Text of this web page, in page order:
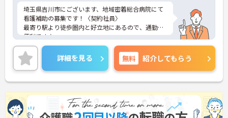
埼玉県吉川市にございます、地域密着総合病院にて
看護補助の募集です！〈契約社員〉
最寄り駅より徒歩圏内と好立地にあるので、通勤に
便利です♪
年間休日も120日としっかりお休みも取得出来るの
で、ワークライフバランスを大切にしたい方にオス
スメです◎
託児所やその他福利厚生も整っておりますので安心
して就業していただけます★
ご興味のある方は、マイナビ介護職までお問い合わ
せください。
詳細を見る 無料 紹介してもらう